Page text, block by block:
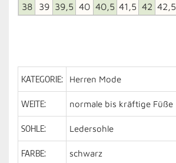
38 39 39,5 40 40,5 41,5 42 42,5
KATEGORIE: Herren Mode
WEITE: normale bis kräftige Füße
SOHLE: Ledersohle
FARBE: schwarz